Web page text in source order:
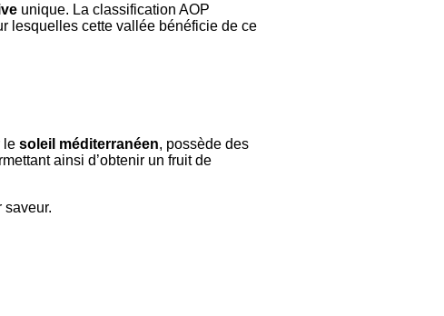
unique. La classification AOP
lesquelles cette vallée bénéficie de ce
le soleil méditerranéen, possède des
ainsi d’obtenir un fruit de
saveur.